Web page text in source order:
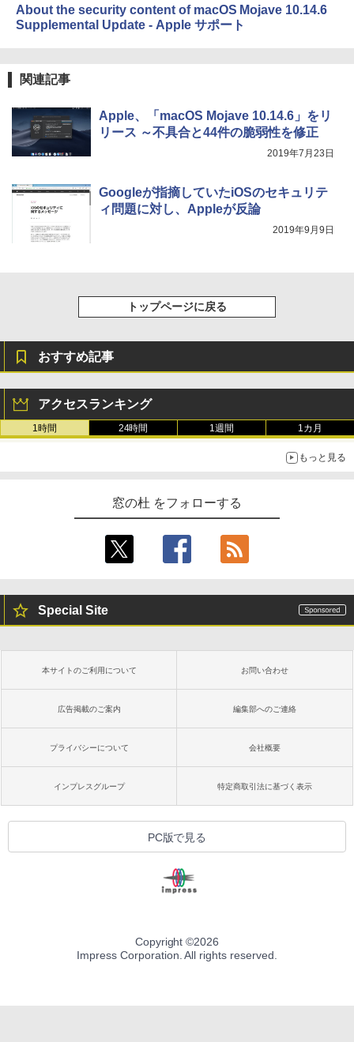
￥2,326
￥115,980
About the security content of macOS Mojave 10.14.6
Supplemental Update - Apple サポート
関連記事
Apple、「macOS Mojave 10.14.6」をリ
リース ～不具合と44件の脆弱性を修正
2019年7月23日
Googleが指摘していたiOSのセキュリテ
ィ問題に対し、Appleが反論
2019年9月9日
トップページに戻る
おすすめ記事
アクセスランキング
1時間 24時間 1週間 1カ月
もっと見る
窓の杜 をフォローする
Special Site
本サイトのご利用について お問い合わせ
広告掲載のご案内 編集部へのご連絡
プライバシーについて 会社概要
インプレスグループ 特定商取引法に基づく表示
PC版で見る
Copyright ©2026
Impress Corporation. All rights reserved.